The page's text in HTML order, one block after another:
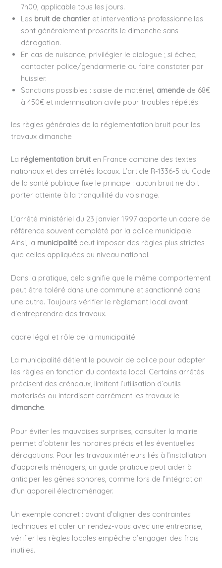
7h00, applicable tous les jours.
Les bruit de chantier et interventions professionnelles
sont généralement proscrits le dimanche sans
dérogation.
En cas de nuisance, privilégier le dialogue ; si échec,
contacter police/gendarmerie ou faire constater par
huissier.
Sanctions possibles : saisie de matériel, amende de 68€
à 450€ et indemnisation civile pour troubles répétés.
les règles générales de la réglementation bruit pour les
travaux dimanche
La réglementation bruit en France combine des textes
nationaux et des arrêtés locaux. L’article R-1336-5 du Code
de la santé publique fixe le principe : aucun bruit ne doit
porter atteinte à la tranquillité du voisinage.
L’arrêté ministériel du 23 janvier 1997 apporte un cadre de
référence souvent complété par la police municipale.
Ainsi, la municipalité peut imposer des règles plus strictes
que celles appliquées au niveau national.
Dans la pratique, cela signifie que le même comportement
peut être toléré dans une commune et sanctionné dans
une autre. Toujours vérifier le règlement local avant
d’entreprendre des travaux.
cadre légal et rôle de la municipalité
La municipalité détient le pouvoir de police pour adapter
les règles en fonction du contexte local. Certains arrêtés
précisent des créneaux, limitent l’utilisation d’outils
motorisés ou interdisent carrément les travaux le
dimanche.
Pour éviter les mauvaises surprises, consulter la mairie
permet d’obtenir les horaires précis et les éventuelles
dérogations. Pour les travaux intérieurs liés à l’installation
d’appareils ménagers, un guide pratique peut aider à
anticiper les gênes sonores, comme lors de l’intégration
d’un appareil électroménager.
Un exemple concret : avant d’aligner des contraintes
techniques et caler un rendez-vous avec une entreprise,
vérifier les règles locales empêche d’engager des frais
inutiles.